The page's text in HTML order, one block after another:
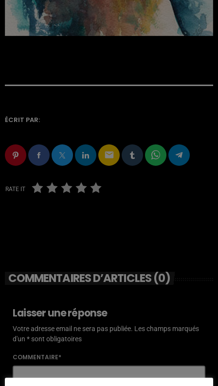
ÉCRIT PAR:
email
RATE IT
COMMENTAIRES D’ARTICLES (0)
Laisser une réponse
Votre adresse email ne sera pas publiée. Les champs marqués
d'un * sont obligatoires
COMMENTAIRE*